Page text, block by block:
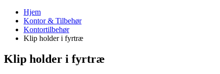
Hjem
Kontor & Tilbehør
Kontortilbehør
Klip holder i fyrtræ
Klip holder i fyrtræ